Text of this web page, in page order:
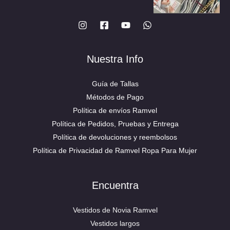
Nuestra Info
Guía de Tallas
Métodos de Pago
Política de envíos Ramvel
Política de Pedidos, Pruebas y Entrega
Política de devoluciones y reembolsos
Política de Privacidad de Ramvel Ropa Para Mujer
Encuentra
Vestidos de Novia Ramvel
Vestidos largos